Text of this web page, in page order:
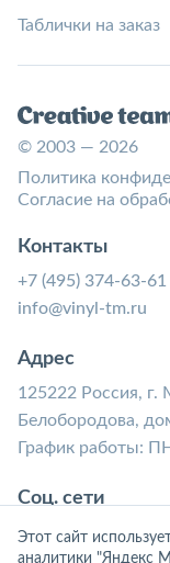
Таблички на заказ
© 2003 — 2026
Политика
Согласие на
Контакты
+7 (495) 374-63-61
info@vinyl-tm.ru
Адрес
125222 Россия, г.
Белобородова,
График работы:
Соц. сети
Этот сайт
аналитики "Яндекс